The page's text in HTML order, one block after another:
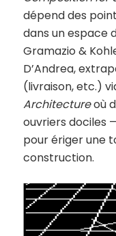
dépend des
dans un espace
Gramazio &
D’Andrea,
(livraison, etc.)
Architectureoù
ouvriers dociles
pour ériger une
construction.